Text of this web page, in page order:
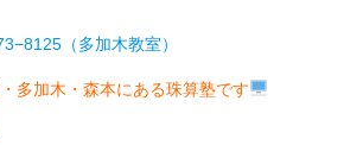
（多加木教室）
多加木・森本にある珠算塾です